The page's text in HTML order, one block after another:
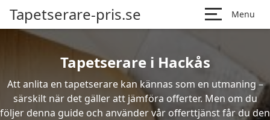
Tapetserare-pris.se Menu
Tapetserare i Hackås
Att anlita en tapetserare kan kännas som en utmaning –
särskilt när det gäller att jämföra offerter. Men om du
följer denna guide och använder vår offerttjänst får du den